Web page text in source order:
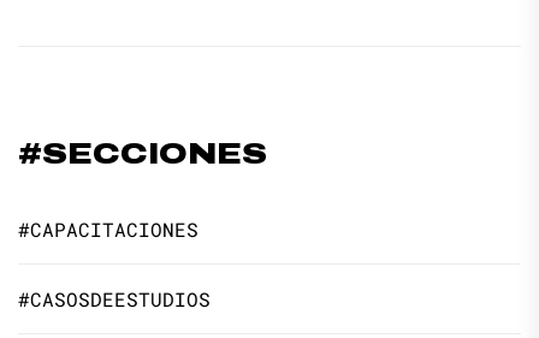
#SECCIONES
#CAPACITACIONES
#CASOSDEESTUDIOS